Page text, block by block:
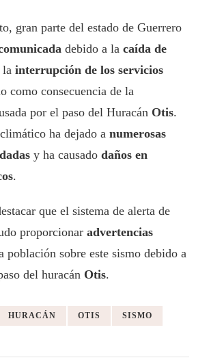
gran parte del estado de Guerrero
debido a la caída de
interrupción de los servicios
como consecuencia de la
por el paso del Huracán Otis.
ha dejado a numerosas
y ha causado daños en
.
que el sistema de alerta de
proporcionar advertencias
población sobre este sismo debido a
del huracán Otis.
HURACÁN OTIS SISMO